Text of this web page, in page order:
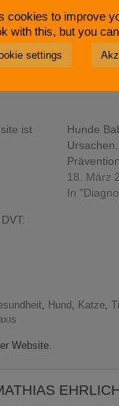
ist
Hunde
Prävention
18. März
In
Hund Katze
Website.
cookies to improve
with this, but you
settings